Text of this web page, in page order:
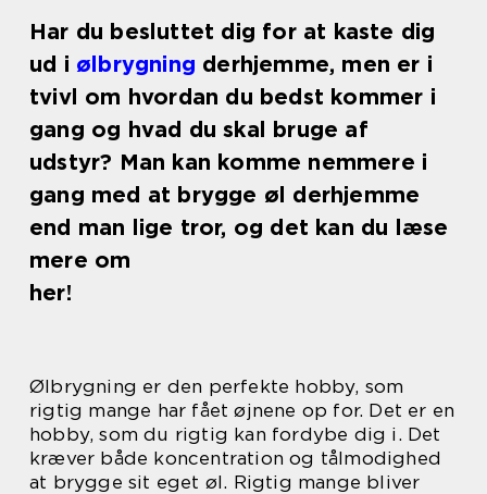
Har du besluttet dig for at kaste dig
ud i ølbrygning derhjemme, men er i
tvivl om hvordan du bedst kommer i
gang og hvad du skal bruge af
udstyr? Man kan komme nemmere i
gang med at brygge øl derhjemme
end man lige tror, og det kan du læse
mere om
her!
Ølbrygning er den perfekte hobby, som
rigtig mange har fået øjnene op for. Det er en
hobby, som du rigtig kan fordybe dig i. Det
kræver både koncentration og tålmodighed
at brygge sit eget øl. Rigtig mange bliver